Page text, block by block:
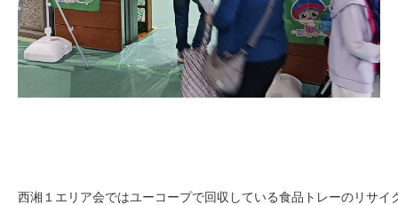
西湘１エリア会ではユーコープで回収している食品トレーのリサイ